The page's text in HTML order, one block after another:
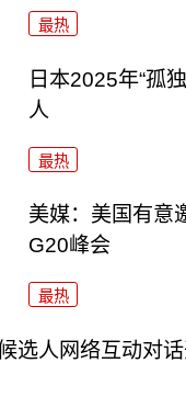
最热
日本2025年“孤
人
最热
美媒：美国有意
G20峰会
最热
选人网络互动对